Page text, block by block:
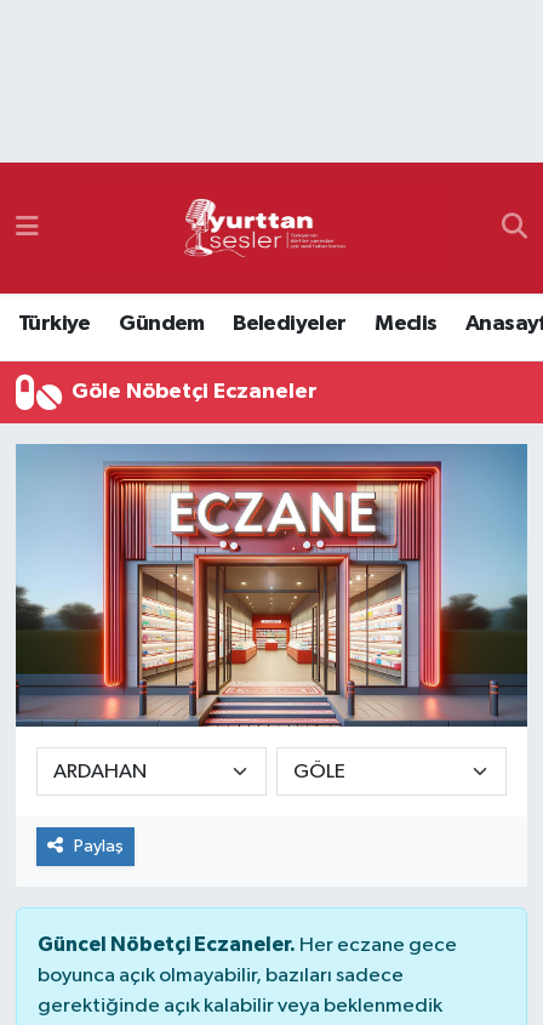
Türkiye Gündem Belediyeler Meclis
Göle Nöbetçi Eczaneler
Paylaş
Güncel Nöbetçi Eczaneler. Her eczane gece
boyunca açık olmayabilir, bazıları sadece
gerektiğinde açık kalabilir veya beklenmedik
Namaz Vakitleri
Süper Lig Puan Durumu ve Fikstür
Tüm Manşetler
Son Dakika Haberleri
Haber Arşivi